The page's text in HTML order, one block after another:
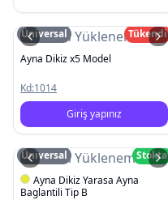
Resim Yüklenemedi
Üniversal
Tükendi
Ayna Dikiz x5 Model
Kd:1014
Giriş yapınız
Resim Yüklenemedi
Üniversal
Stokta
Ayna Dikiz Yarasa Ayna
Baglantili Tip B